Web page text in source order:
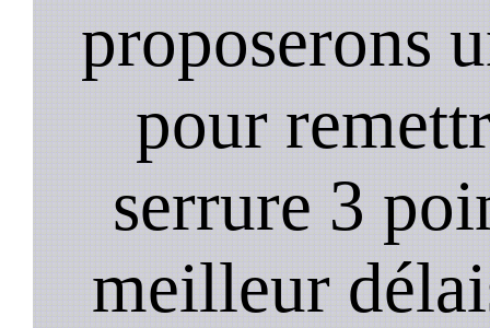
proposerons
pour
serrure 3
meilleur